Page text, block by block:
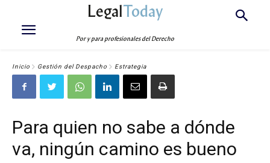
LegalToday
Por y para profesionales del Derecho
Inicio Gestión del Despacho Estrategia
Para quien no sabe a dónde
va, ningún camino es bueno